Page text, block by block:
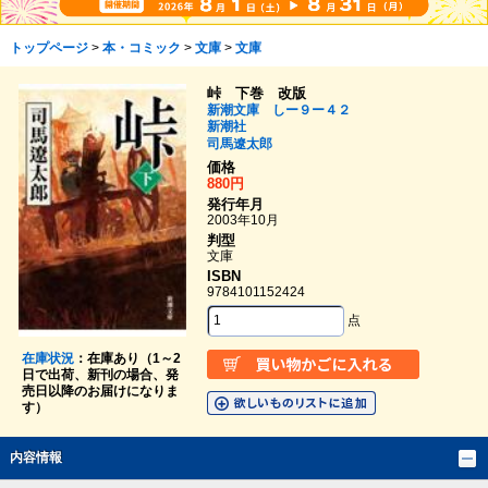
トップページ> 本・コミック > 文庫> 文庫
在庫状況：在庫あり（1～2
日で出荷、新刊の場合、発
売日以降のお届けになりま
す）
峠 下巻 改版
新潮文庫 しー９ー４２
新潮社
司馬遼太郎
価格
880円
発行年月
2003年10月
判型
文庫
ISBN
9784101152424
点
内容情報